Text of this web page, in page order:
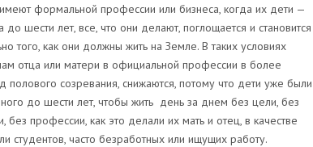
формальной профессии или бизнеса, когда их дети —
шести лет, все, что они делают, поглощается и становится
того, как они должны жить на Земле. В таких условиях
отца или матери в официальной профессии в более
созревания, снижаются, потому что дети уже были
до шести лет, чтобы жить день за днем ​​без цели, без
без профессии, как это делали их мать и отец, в качестве
студентов, часто безработных или ищущих работу.